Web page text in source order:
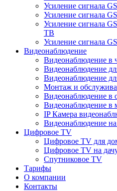
Усиление сигнала
Усиление сигнала
Усиление сигнала
ТВ
Усиление сигнала
Видеонаблюдение
Видеонаблюдение в
Видеонаблюдение
Видеонаблюдение
Монтаж и
Видеонаблюдение в
Видеонаблюдение в
IP Камера
Видеонаблюдение
Цифровое TV
Цифровое TV для
Цифровое TV на
Спутниковое TV
Тарифы
О компании
Контакты